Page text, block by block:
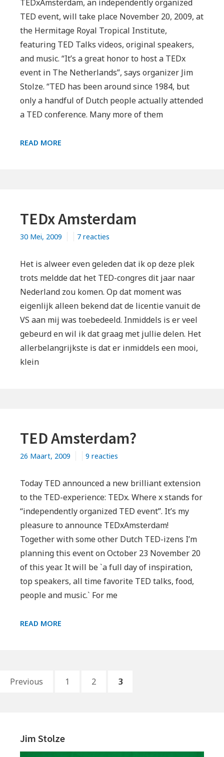
Tropical
Institute
TEDxAmsterdam, an independently organized
TED event, will take place November 20, 2009, at
the Hermitage Royal Tropical Institute,
featuring TED Talks videos, original speakers,
and music. “It’s a great honor to host a TEDx
event in The Netherlands”, says organizer Jim
Stolze. “TED has been around since 1984, but
only a handful of Dutch people actually attended
a TED conference. Many more of them
READ MORE
TEDx Amsterdam
30 Mei, 2009 7 reacties
Amsterdam
Het is alweer even geleden dat ik op deze plek
trots meldde dat het TED-congres dit jaar naar
Nederland zou komen. Op dat moment was
eigenlijk alleen bekend dat de licentie vanuit de
VS aan mij was toebedeeld. Inmiddels is er veel
gebeurd en wil ik dat graag met jullie delen. Het
allerbelangrijkste is dat er inmiddels een mooi,
klein
TED Amsterdam?
26 Maart, 2009 9 reacties
Amsterdam?
Today TED announced a new brilliant extension
to the TED-experience: TEDx. Where x stands for
“independently organized TED event”. It’s my
pleasure to announce TEDxAmsterdam!
Together with some other Dutch TED-izens I’m
planning this event on October 23 November 20
of this year. It will be `a full day of inspiration,
top speakers, all time favorite TED talks, food,
people and music.` For me
READ MORE
Berichten
Previous PAGE
1 PAGE
2 PAGE
3
Sidebar
Jim Stolze